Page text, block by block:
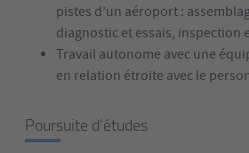
pistes d’un aéroport :
diagnostic et essais, inspection
Travail autonome avec une
en relation étroite avec le
Poursuite d'études